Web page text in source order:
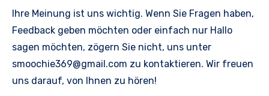
Ihre Meinung ist uns wichtig. Wenn Sie Fragen haben,
Feedback geben möchten oder einfach nur Hallo
sagen möchten, zögern Sie nicht, uns unter
smoochie369@gmail.com zu kontaktieren. Wir freuen
uns darauf, von Ihnen zu hören!